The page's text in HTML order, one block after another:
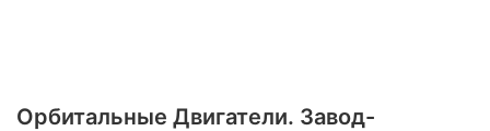
Орбитальные Двигатели. Завод-